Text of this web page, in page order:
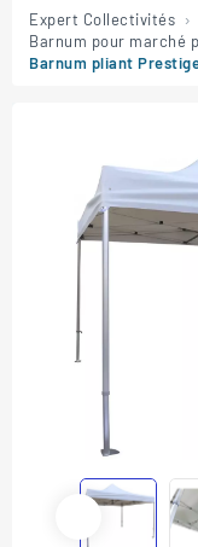
Expert Collectivités
Barnum pour marché
Barnum pliant